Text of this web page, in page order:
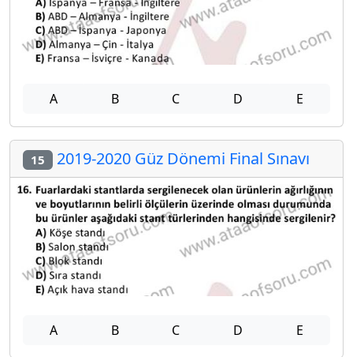
A B C D E
15 2019-2020 Güz Dönemi Final Sınavı
A B C D E